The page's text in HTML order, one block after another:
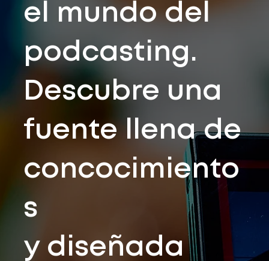
el mundo del
podcasting.
Descubre una
fuente llena de
concocimiento
s
y diseñada